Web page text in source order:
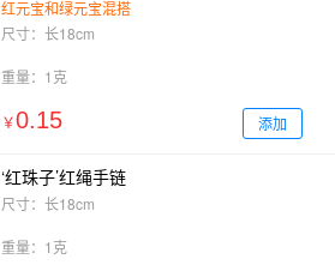
红元宝和绿元宝混搭
尺寸：长18cm
重量：1克
￥0.15 添加
‘红珠子’红绳手链
尺寸：长18cm
重量：1克